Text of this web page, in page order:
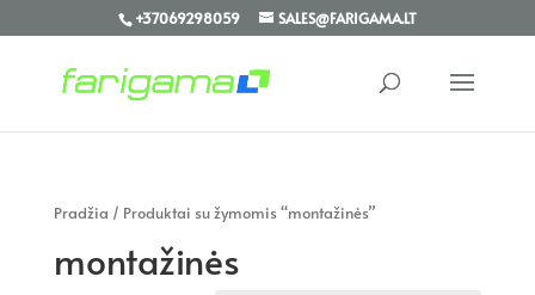
+37069298059 SALES@FARIGAMA.LT
Pradžia / Produktai su žymomis “montažinės”
montažinės